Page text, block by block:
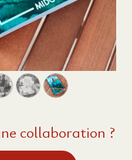
collaboration ?